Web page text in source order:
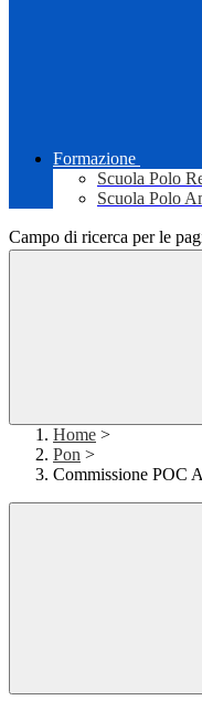
Formazione
Scuola Polo
Scuola Polo
Campo di ricerca per le
Home >
Pon >
Commissione POC